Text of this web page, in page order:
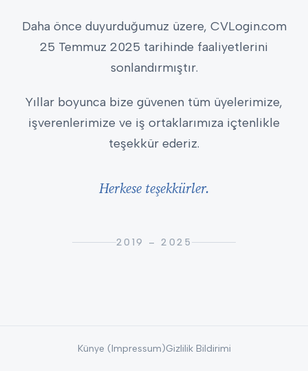
Daha önce duyurduğumuz üzere, CVLogin.com
25 Temmuz 2025 tarihinde faaliyetlerini
sonlandırmıştır.
Yıllar boyunca bize güvenen tüm üyelerimize,
işverenlerimize ve iş ortaklarımıza içtenlikle
teşekkür ederiz.
Herkese teşekkürler.
2019 – 2025
Künye (Impressum)Gizlilik Bildirimi